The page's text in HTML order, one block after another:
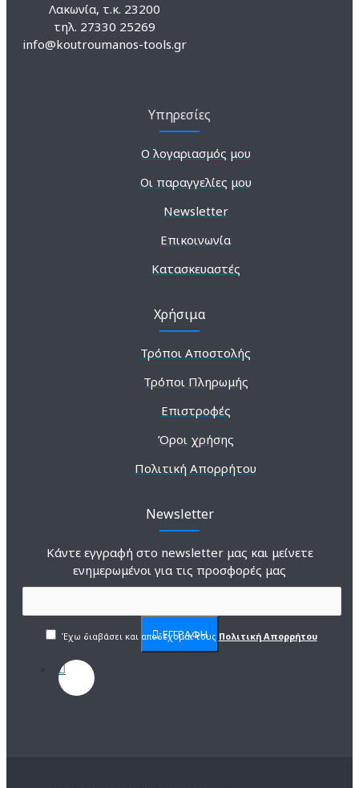
Λακωνία, τ.κ. 23200
τηλ. 27330 25269
info@koutroumanos-tools.gr
Υπηρεσίες
Ο λογαριασμός μου
Οι παραγγελίες μου
Newsletter
Επικοινωνία
Κατασκευαστές
Χρήσιμα
Τρόποι Αποστολής
Τρόποι Πληρωμής
Επιστροφές
Όροι χρήσης
Πολιτική Απορρήτου
Newsletter
Κάντε εγγραφή στο newsletter μας και μείνετε
ενημερωμένοι για τις προσφορές μας
ΕΓΓΡΑΦΗ
Έχω διαβάσει και αποδέχομαι τους Πολιτική Απορρήτου